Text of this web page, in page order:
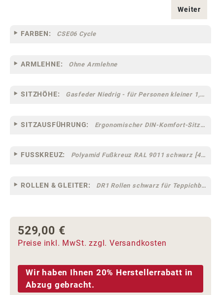
Weiter
FARBEN: CSE06 Cycle
ARMLEHNE: Ohne Armlehne
SITZHÖHE: Gasfeder Niedrig - für Personen kleiner 1,60 m
SITZAUSFÜHRUNG: Ergonomischer DIN-Komfort-Sitz [75]
FUSSKREUZ: Polyamid Fußkreuz RAL 9011 schwarz [44]
ROLLEN & GLEITER: DR1 Rollen schwarz für Teppichböden [10]
Regulärer Preis:
529,00 €
Preise inkl. MwSt. zzgl. Versandkosten
Wir haben Ihnen 20% Herstellerrabatt in
Abzug gebracht.